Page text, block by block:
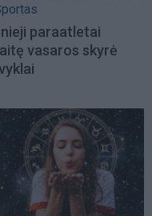
paraatletai
vasaros skyrė